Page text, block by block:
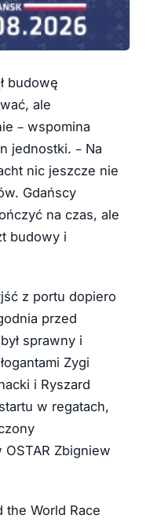
budowę
ale
– wspomina
jednostki. – Na
nic jeszcze nie
Gdańscy
na czas, ale
budowy i
z portu dopiero
przed
sprawny i
Zygi
i Ryszard
w regatach,
OSTAR Zbigniew
the World Race